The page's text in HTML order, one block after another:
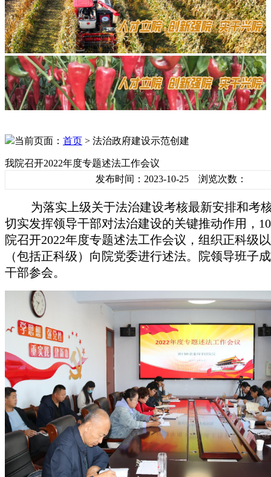
当前页面： 首页 > 法治政府建设示范创建
我院召开2022年度专题述法工作会议
发布时间：2023-10-25 浏览次数：
为落实上级关于法治建设考核最新安排和考
切实发挥领导干部对法治建设的关键推动作用，
院召开2022年度专题述法工作会议，组织正科级
（包括正科级）向院党委进行述法。院领导班子
干部参会。